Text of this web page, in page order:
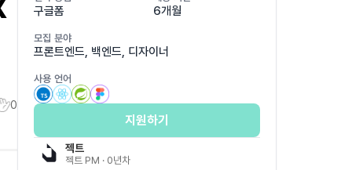
0
구글폼 6개월
모집 분야
프론트엔드, 백엔드, 디자이너
사용 언어
지원하기
젝트
젝트 PM · 0년차